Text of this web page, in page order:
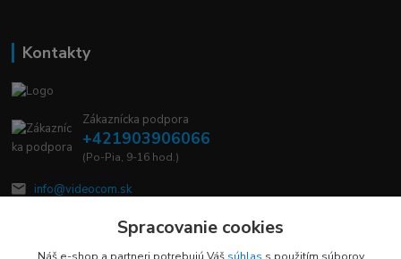
Kontakty
Zákaznícka podpora
+421903906066
(Po-Pia, 9-16 hod.)
info@videocom.sk
Spracovanie cookies
Náš e-shop a partneri potrebujú Váš súhlas s použitím súborov